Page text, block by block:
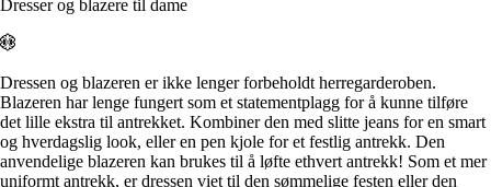
Tilbehør
Tips og triks
Lukk
Alle artikler
Tilbehør
Tips og triks
Målsøm
Lukk
Dresser og blazere til dame
Dressen og blazeren er ikke lenger forbeholdt herregarderoben.
Blazeren har lenge fungert som et statementplagg for å kunne tilføre
det lille ekstra til antrekket. Kombiner den med slitte jeans for en smart
og hverdagslig look, eller en pen kjole for et festlig antrekk. Den
anvendelige blazeren kan brukes til å løfte ethvert antrekk! Som et mer
uniformt antrekk, er dressen viet til den sømmelige festen eller den